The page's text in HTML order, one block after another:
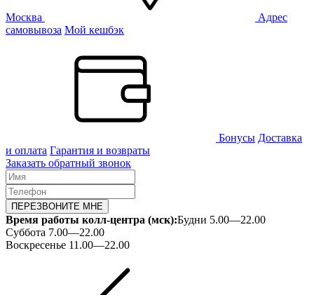
Москва
Адрес
самовывоза Мой кешбэк
Бонусы Доставка
и оплата Гарантия и возвраты
Заказать обратный звонок
ПЕРЕЗВОНИТЕ МНЕ
Время работы колл-центра (мск):Будни 5.00—22.00
Суббота 7.00—22.00
Воскресенье 11.00—22.00